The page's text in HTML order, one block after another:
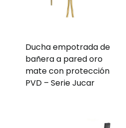
Ducha empotrada de
bañera a pared oro
mate con protección
PVD – Serie Jucar